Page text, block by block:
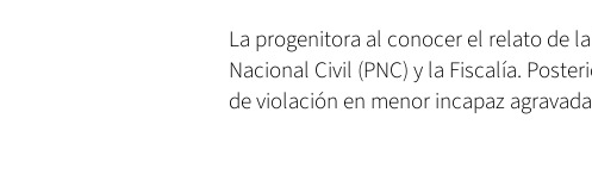
La progenitora al conocer el relato de
Nacional Civil (PNC) y la Fiscalía.
de violación en menor incapaz